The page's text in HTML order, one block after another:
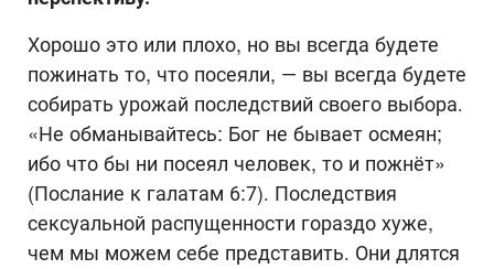
Хорошо это или плохо, но вы всегда будете
пожинать то, что посеяли, — вы всегда будете
собирать урожай последствий своего выбора.
«Не обманывайтесь: Бог не бывает осмеян;
ибо что бы ни посеял человек, то и пожнёт»
(Послание к галатам 6:7). Последствия
сексуальной распущенности гораздо хуже,
чем мы можем себе представить. Они длятся